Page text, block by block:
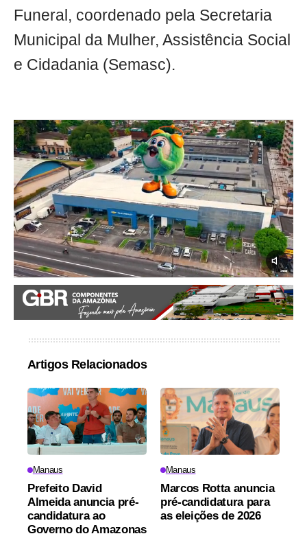
Funeral, coordenado pela Secretaria
Municipal da Mulher, Assistência Social
e Cidadania (Semasc).
Artigos Relacionados
Manaus
Prefeito David
Almeida anuncia pré-
candidatura ao
Governo do Amazonas
Manaus
Marcos Rotta anuncia
pré-candidatura para
as eleições de 2026